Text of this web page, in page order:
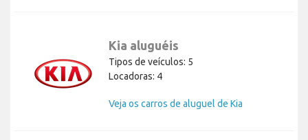
Kia aluguéis
Tipos de veículos: 5
Locadoras: 4
Veja os carros de aluguel de Kia